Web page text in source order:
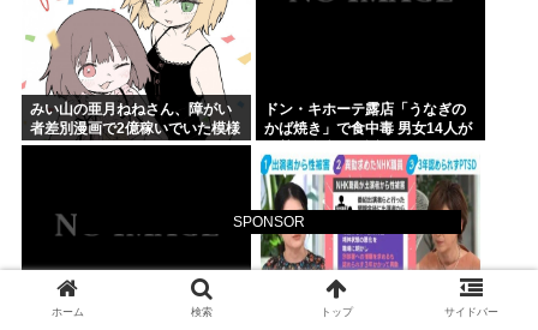
SPONSOR
みい山の亜月ねねさん、障がい
者差別漫画で2億稼いでいた模様
www
ドン・キホーテ露店「うなぎの
かば焼き」で食中毒 男女14人が
ラ属の菌検出
ホーム 検索 トップ サイドバー